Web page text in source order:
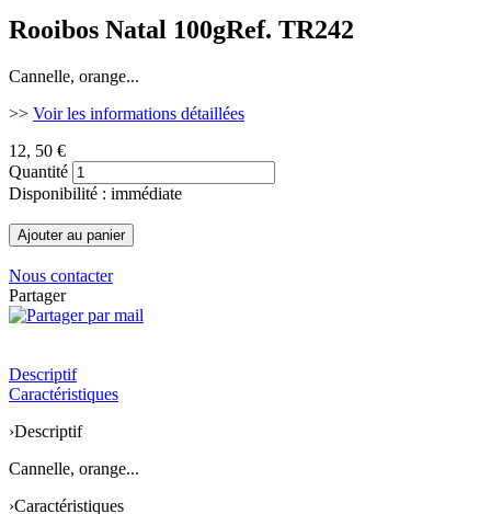
Rooibos Natal 100gRef. TR242
Cannelle, orange...
>> Voir les informations détaillées
12, 50 €
Quantité
Disponibilité : immédiate
Nous contacter
Partager
Descriptif
Caractéristiques
›Descriptif
Cannelle, orange...
›Caractéristiques